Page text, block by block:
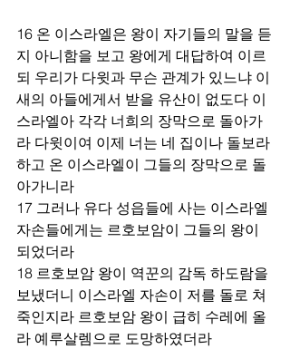
16 온 이스라엘은 왕이 자기들의 말을 듣
지 아니함을 보고 왕에게 대답하여 이르
되 우리가 다윗과 무슨 관계가 있느냐 이
새의 아들에게서 받을 유산이 없도다 이
스라엘아 각각 너희의 장막으로 돌아가
라 다윗이여 이제 너는 네 집이나 돌보라
하고 온 이스라엘이 그들의 장막으로 돌
아가니라
17 그러나 유다 성읍들에 사는 이스라엘
자손들에게는 르호보암이 그들의 왕이
되었더라
18 르호보암 왕이 역꾼의 감독 하도람을
보냈더니 이스라엘 자손이 저를 돌로 쳐
죽인지라 르호보암 왕이 급히 수레에 올
라 예루살렘으로 도망하였더라